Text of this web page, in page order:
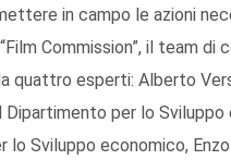
in campo le azioni
“Film Commission”, il team di
quattro esperti: Alberto
per lo Sviluppo
lo Sviluppo economico,